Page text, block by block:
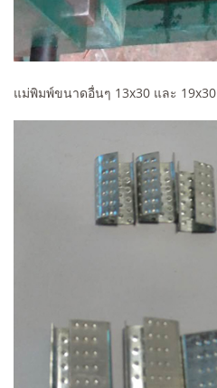
แม่พิมพ์ขนาดอื่นๆ 13x30 และ 19x30